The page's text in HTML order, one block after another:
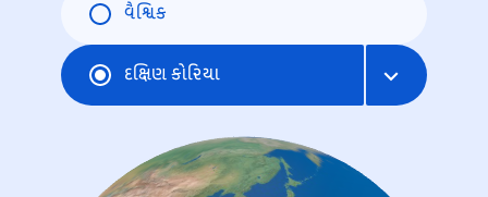
વૈશ્વિક
દક્ષિણ કોરિયા